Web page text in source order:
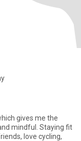
gives me the
mindful. Staying fit
love cycling,